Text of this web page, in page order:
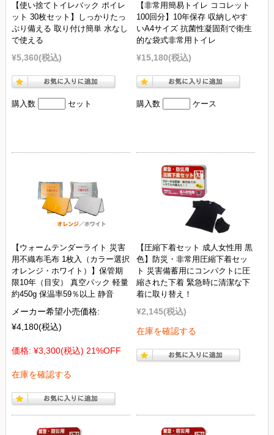
【使い捨てトイレバック ポイレ
ット 30枚セット】しっかりたっ
ぷり備える 取り付け簡単 水なし
で使える
¥5,360(税込)
購入数 セット
【非常用簡易トイレ ココレット
100回分】10年保存 収納しやす
いA4サイズ 抗菌性凝固剤で衛生
的な袋式非常用トイレ
¥15,180(税込)
購入数 ケース
【ウォームテンダーライト 災害
用不織布毛布 1枚入（カラー選択
オレンジ・ホワイト）】保管期
限10年（目安） 真空パック 軽量
約450g 保温率59％以上 静音
メーカー希望小売価格:
¥4,180(税込)
価格: ¥3,300(税込) 21%OFF
在庫を確認する
【圧縮下着セット 成人女性用 黒
色】防災・非常用圧縮下着セッ
ト 災害備蓄用にコンパクトに圧
縮された下着 緊急時に清潔な下
着に取り替え！
¥2,145(税込)
在庫を確認する